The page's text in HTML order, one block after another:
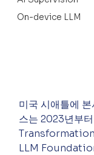
On-device LLM
미국 시애틀에
스는 2023년부
Transformation
LLM